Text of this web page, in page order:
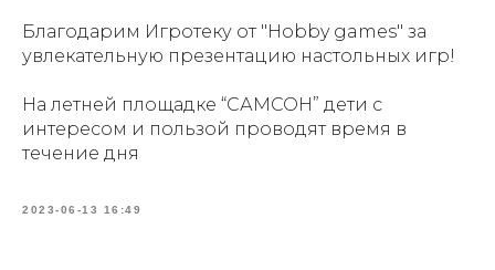
Благодарим Игротеку от "Hobby games" за
увлекательную презентацию настольных игр!
На летней площадке “САМСОН” дети с
интересом и пользой проводят время в
течение дня
2023-06-13 16:49